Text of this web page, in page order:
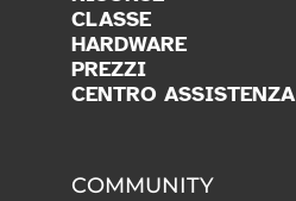
CLASSE
HARDWARE
PREZZI
CENTRO ASSISTENZA
COMMUNITY